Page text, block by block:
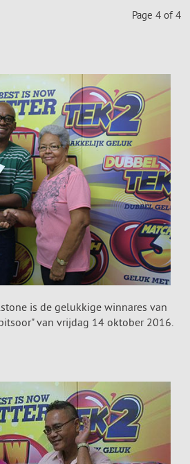
Page 4 of 4
is de gelukkige winnares van
van vrijdag 14 oktober 2016.